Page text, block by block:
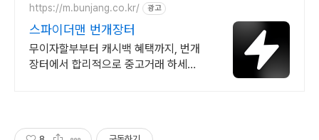
https://m.bunjang.co.kr/ 광고
스파이더맨 번개장터
무이자할부부터 캐시백 혜택까지, 번개
장터에서 합리적으로 중고거래 하세요